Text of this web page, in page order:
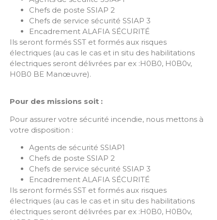
Chefs de poste SSIAP 2
Chefs de service sécurité SSIAP 3
Encadrement ALAFIA SÉCURITÉ
Ils seront formés SST et formés aux risques
électriques (au cas le cas et in situ des habilitations
électriques seront délivrées par ex :H0B0, H0B0v,
H0B0 BE Manœuvre).
Pour des missions soit :
Pour assurer votre sécurité incendie, nous mettons à
votre disposition :
Agents de sécurité SSIAP1
Chefs de poste SSIAP 2
Chefs de service sécurité SSIAP 3
Encadrement ALAFIA SÉCURITÉ
Ils seront formés SST et formés aux risques
électriques (au cas le cas et in situ des habilitations
électriques seront délivrées par ex :H0B0, H0B0v,